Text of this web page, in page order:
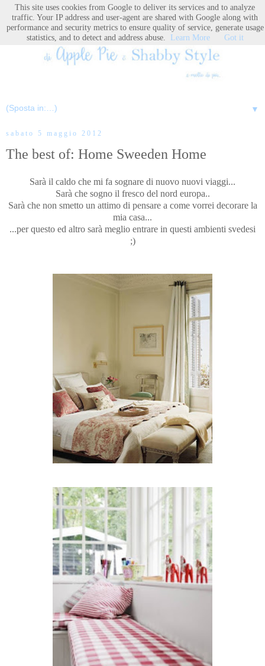
▼
sabato 5 maggio 2012
The best of: Home Sweeden Home
Sarà il caldo che mi fa sognare di nuovo nuovi viaggi...
Sarà che sogno il fresco del nord europa..
Sarà che non smetto un attimo di pensare a come vorrei decorare la
mia casa...
...per questo ed altro sarà meglio entrare in questi ambienti svedesi
;)
This site uses cookies from Google to deliver its services and to analyze
traffic. Your IP address and user-agent are shared with Google along with
performance and security metrics to ensure quality of service, generate usage
statistics, and to detect and address abuse.
Learn More Got it